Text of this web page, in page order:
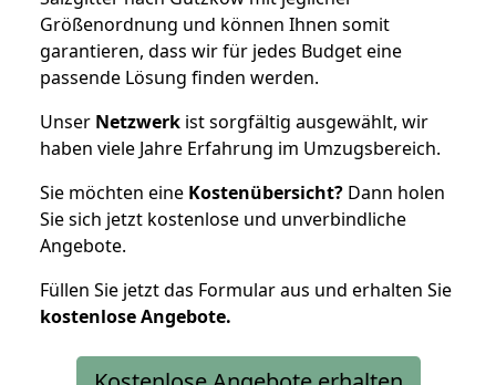
Größenordnung und können Ihnen somit
garantieren, dass wir für jedes Budget eine
passende Lösung finden werden.
Unser Netzwerk ist sorgfältig ausgewählt, wir
haben viele Jahre Erfahrung im Umzugsbereich.
Sie möchten eine Kostenübersicht? Dann holen
Sie sich jetzt kostenlose und unverbindliche
Angebote.
Füllen Sie jetzt das Formular aus und erhalten Sie
kostenloseAngebote.